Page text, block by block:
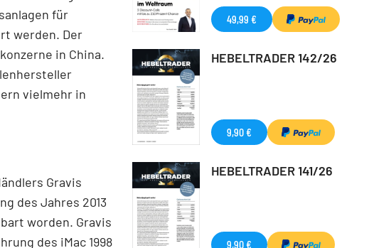
für
werden. Der
in China.
vielmehr in
Gravis
des Jahres 2013
worden. Gravis
des iMac 1998
49,99 €
HEBELTRADER 142/26
9,90 €
HEBELTRADER 141/26
9,90 €